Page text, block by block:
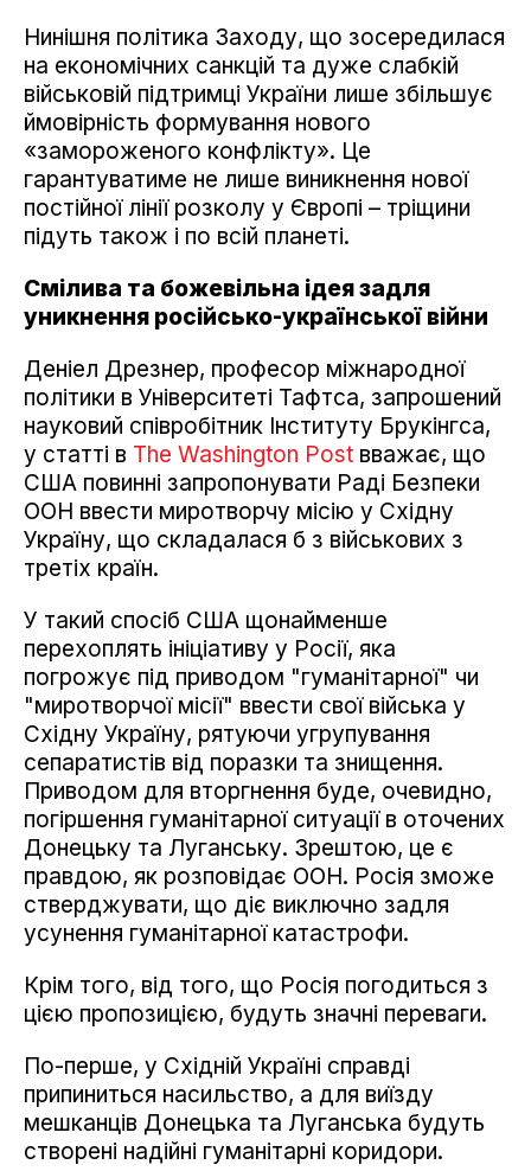
Нинішня політика Заходу, що зосередилася
на економічних санкцій та дуже слабкій
військовій підтримці України лише збільшує
ймовірність формування нового
«замороженого конфлікту». Це
гарантуватиме не лише виникнення нової
постійної лінії розколу у Європі – тріщини
підуть також і по всій планеті.
Смілива та божевільна ідея задля
уникнення російсько-української війни
Деніел Дрезнер, професор міжнародної
політики в Університеті Тафтса, запрошений
науковий співробітник Інституту Брукінгса,
у статті в The Washington Post вважає, що
США повинні запропонувати Раді Безпеки
ООН ввести миротворчу місію у Східну
Україну, що складалася б з військових з
третіх країн.
У такий спосіб США щонайменше
перехоплять ініціативу у Росії, яка
погрожує під приводом "гуманітарної" чи
"миротворчої місії" ввести свої війська у
Східну Україну, рятуючи угрупування
сепаратистів від поразки та знищення.
Приводом для вторгнення буде, очевидно,
погіршення гуманітарної ситуації в оточених
Донецьку та Луганську. Зрештою, це є
правдою, як розповідає ООН. Росія зможе
стверджувати, що діє виключно задля
усунення гуманітарної катастрофи.
Крім того, від того, що Росія погодиться з
цією пропозицією, будуть значні переваги.
По-перше, у Східній Україні справді
припиниться насильство, а для виїзду
мешканців Донецька та Луганська будуть
створені надійні гуманітарні коридори.